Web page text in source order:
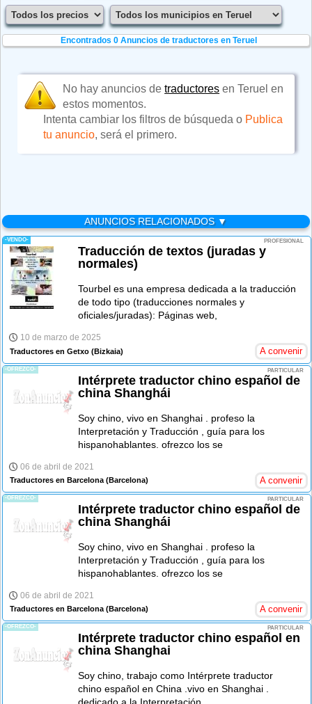
Encontrados 0Anuncios de traductores en Teruel
No hay anuncios detraductores en Teruel en
estos momentos.
Intenta cambiar los filtros de búsqueda o Publica
tu anuncio, será el primero.
ANUNCIOS RELACIONADOS ▼
-VENDO- PROFESIONAL
Traducción de textos (juradas y
normales)
Tourbel es una empresa dedicada a la traducción
de todo tipo (traducciones normales y
oficiales/juradas): Páginas web,
10 de marzo de 2025
Traductores en Getxo (Bizkaia) A convenir
-OFREZCO- PARTICULAR
Intérprete traductor chino español de
china Shanghái
Soy chino, vivo en Shanghai . profeso la
Interpretación y Traducción , guía para los
hispanohablantes. ofrezco los se
06 de abril de 2021
Traductores en Barcelona (Barcelona) A convenir
-OFREZCO- PARTICULAR
Intérprete traductor chino español de
china Shanghái
Soy chino, vivo en Shanghai . profeso la
Interpretación y Traducción , guía para los
hispanohablantes. ofrezco los se
06 de abril de 2021
Traductores en Barcelona (Barcelona) A convenir
-OFREZCO- PARTICULAR
Intérprete traductor chino español en
china Shanghai
Soy chino, trabajo como Intérprete traductor
chino español en China .vivo en Shanghai .